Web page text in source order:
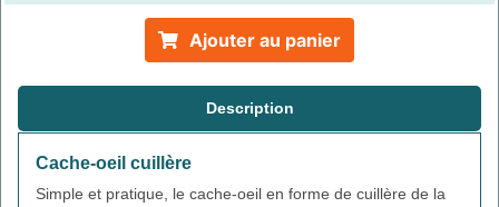
Ajouter au panier
Description
Cache-oeil cuillère
Simple et pratique, le cache-oeil en forme de cuillère de la